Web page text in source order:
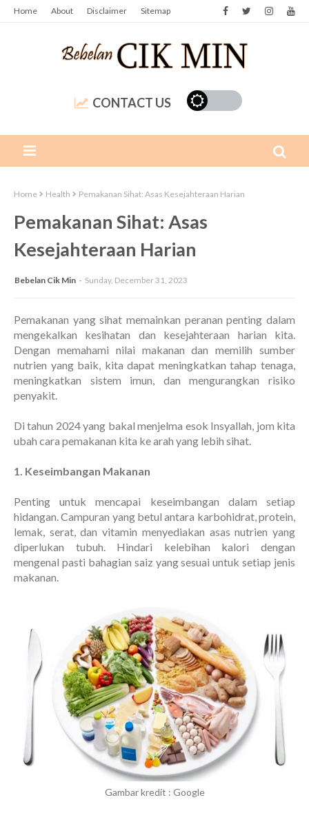
Home About Disclaimer Sitemap
CONTACT US
Home Health Pemakanan Sihat: Asas Kesejahteraan Harian
Pemakanan Sihat: Asas
Kesejahteraan Harian
Bebelan Cik Min Sunday, December 31, 2023
Pemakanan yang sihat memainkan peranan penting dalam
mengekalkan kesihatan dan kesejahteraan harian kita.
Dengan memahami nilai makanan dan memilih sumber
nutrien yang baik, kita dapat meningkatkan tahap tenaga,
meningkatkan sistem imun, dan mengurangkan risiko
penyakit.
Di tahun 2024 yang bakal menjelma esok Insyallah, jom kita
ubah cara pemakanan kita ke arah yang lebih sihat.
1. Keseimbangan Makanan
Penting untuk mencapai keseimbangan dalam setiap
hidangan. Campuran yang betul antara karbohidrat, protein,
lemak, serat, dan vitamin menyediakan asas nutrien yang
diperlukan tubuh. Hindari kelebihan kalori dengan
mengenal pasti bahagian saiz yang sesuai untuk setiap jenis
makanan.
Gambar kredit : Google